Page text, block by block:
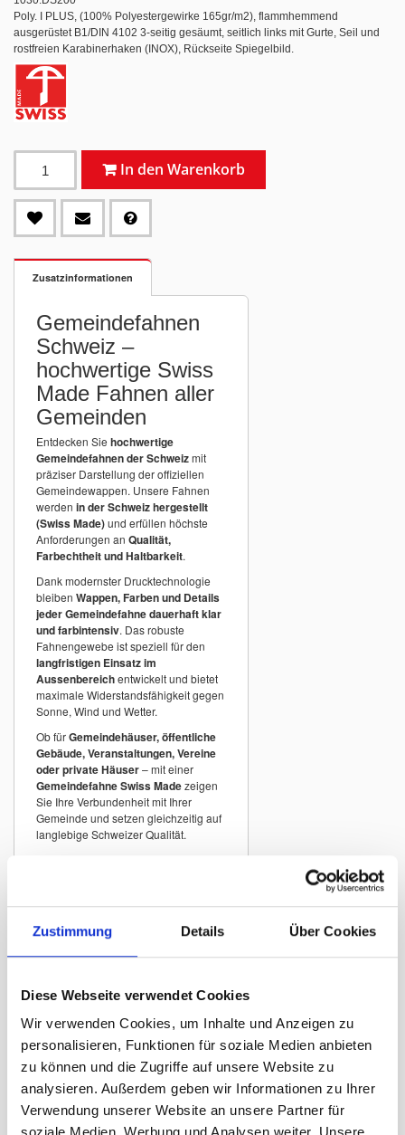
Zustimmung Details Über Cookies
Diese Webseite verwendet Cookies
Wir verwenden Cookies, um Inhalte und Anzeigen zu
personalisieren, Funktionen für soziale Medien anbieten
zu können und die Zugriffe auf unsere Website zu
analysieren. Außerdem geben wir Informationen zu Ihrer
Verwendung unserer Website an unsere Partner für
Poly. I PLUS, (100% Polyestergewirke 165gr/m2), flammhemmend
ausgerüstet B1/DIN 4102 3-seitig gesäumt, seitlich links mit Gurte, Seil und
rostfreien Karabinerhaken (INOX), Rückseite Spiegelbild.
In den Warenkorb
Zusatzinformationen
Gemeindefahnen
Schweiz –
hochwertige Swiss
Made Fahnen aller
Gemeinden
Entdecken Sie hochwertige
Gemeindefahnen der Schweizmit
präziser Darstellung der offiziellen
Gemeindewappen. Unsere Fahnen
werden in der Schweiz hergestellt
(Swiss Made)und erfüllen höchste
Anforderungen an Qualität,
Farbechtheit und Haltbarkeit.
Dank modernster Drucktechnologie
bleiben Wappen, Farben und Details
jeder Gemeindefahne dauerhaft klar
und farbintensiv. Das robuste
Fahnengewebe ist speziell für den
langfristigen Einsatz im
Aussenbereichentwickelt und bietet
maximale Widerstandsfähigkeit gegen
Sonne, Wind und Wetter.
Ob fürGemeindehäuser, öffentliche
Gebäude, Veranstaltungen, Vereine
oder private Häuser– mit einer
Gemeindefahne Swiss Madezeigen
Sie Ihre Verbundenheit mit Ihrer
Gemeinde und setzen gleichzeitig auf
langlebige Schweizer Qualität.
Schweiz A–Z
In unserem Sortiment finden Sie
Gemeindefahnen vieler Schweizer
Wappen.
Gemeindefahne Zürich
Gemeindefahne Winterthur
Gemeindefahne St. Gallen
Gemeindefahne Luzern